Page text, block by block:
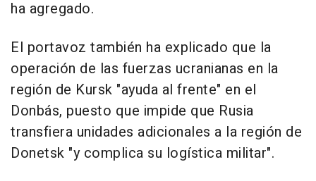
ha agregado.
El portavoz también ha explicado que la
operación de las fuerzas ucranianas en la
región de Kursk "ayuda al frente" en el
Donbás, puesto que impide que Rusia
transfiera unidades adicionales a la región de
Donetsk "y complica su logística militar".